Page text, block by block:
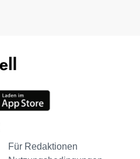
Für Redaktionen